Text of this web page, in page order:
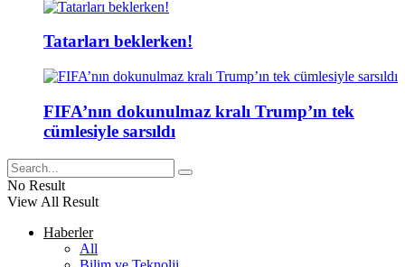
Tatarları beklerken!
FIFA’nın dokunulmaz kralı Trump’ın tek
cümlesiyle sarsıldı
No Result
View All Result
Haberler
All